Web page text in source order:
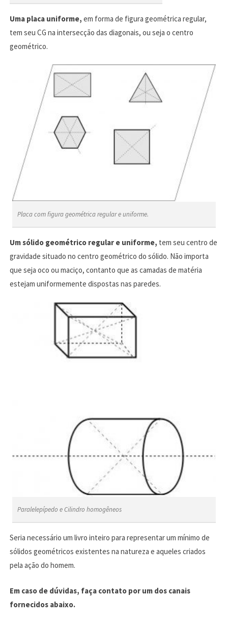
Uma placa uniforme, em forma de figura geométrica regular,
tem seu CG na intersecção das diagonais, ou seja o centro
geométrico.
Placa com figura geométrica regular e uniforme.
Um sólido geométrico regular e uniforme, tem seu centro de
gravidade situado no centro geométrico do sólido. Não importa
que seja oco ou maciço, contanto que as camadas de matéria
estejam uniformemente dispostas nas paredes.
Paralelepípedo e Cilindro homogêneos
Seria necessário um livro inteiro para representar um mínimo de
sólidos geométricos existentes na natureza e aqueles criados
pela ação do homem.
Em caso de dúvidas, faça contato por um dos canais
fornecidos abaixo.